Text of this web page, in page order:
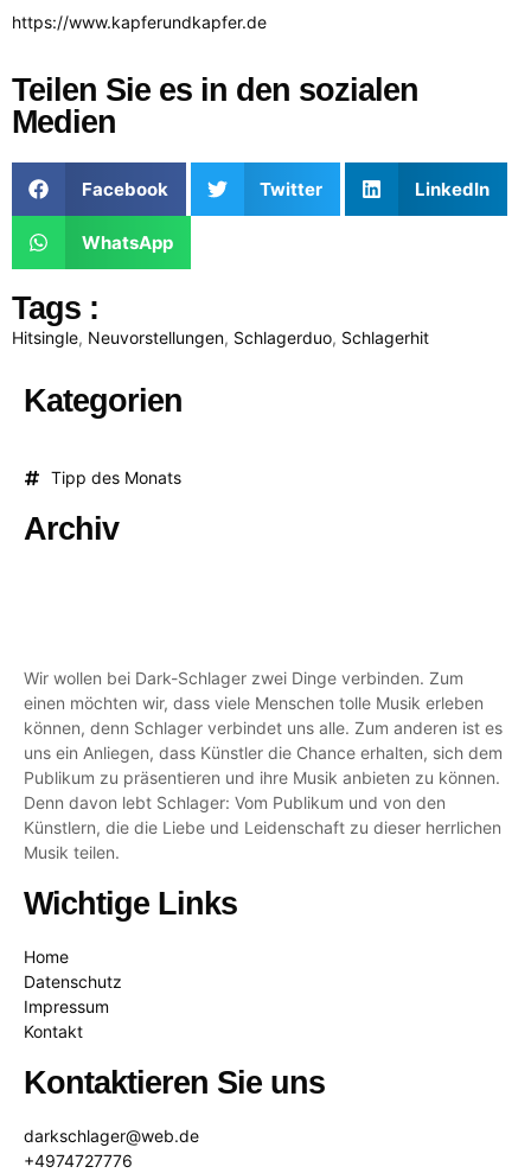
https://www.kapferundkapfer.de
Teilen Sie es in den sozialen
Medien
Facebook Twitter LinkedIn
WhatsApp
Tags :
Hitsingle, Neuvorstellungen, Schlagerduo, Schlagerhit
Kategorien
Tipp des Monats
Archiv
Wir wollen bei Dark-Schlager zwei Dinge verbinden. Zum
einen möchten wir, dass viele Menschen tolle Musik erleben
können, denn Schlager verbindet uns alle. Zum anderen ist es
uns ein Anliegen, dass Künstler die Chance erhalten, sich dem
Publikum zu präsentieren und ihre Musik anbieten zu können.
Denn davon lebt Schlager: Vom Publikum und von den
Künstlern, die die Liebe und Leidenschaft zu dieser herrlichen
Musik teilen.
Wichtige Links
Home
Datenschutz
Impressum
Kontakt
Kontaktieren Sie uns
darkschlager@web.de
+4974727776